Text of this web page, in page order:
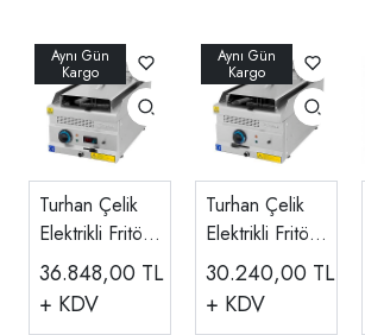
Turhan Çelik
Elektrikli Fritöz
Tekli 12 L
Dijital
40x70x30 Cm
36.848,00 TL
+ KDV
Turhan Çelik
Elektrikli Fritöz
Tekli 12 L
40x70x30 Cm
TC.7FE400
30.240,00 TL
+ KDV